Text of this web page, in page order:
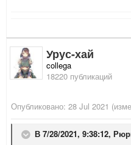
Урус-хай
collega
18220 публикаций
Опубликовано: 28 Jul 2021
В 7/28/2021, 9:38:12,